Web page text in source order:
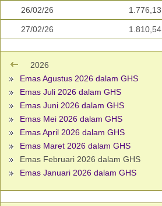
26/02/26 1.776,13
27/02/26 1.810,54
2026
Emas Agustus 2026 dalam GHS
Emas Juli 2026 dalam GHS
Emas Juni 2026 dalam GHS
Emas Mei 2026 dalam GHS
Emas April 2026 dalam GHS
Emas Maret 2026 dalam GHS
Emas Februari 2026 dalam GHS
Emas Januari 2026 dalam GHS